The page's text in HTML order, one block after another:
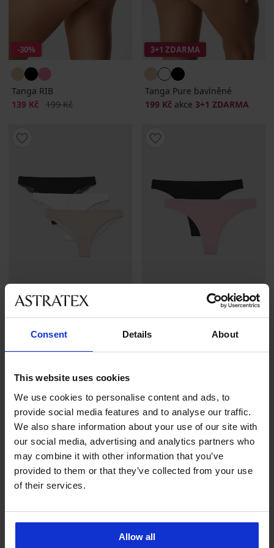
Consent Details About
This website uses cookies
We use cookies to personalise content and ads, to
provide social media features and to analyse our traffic.
We also share information about your use of our site with
our social media, advertising and analytics partners who
may combine it with other information that you’ve
provided to them or that they’ve collected from your use
of their services.
Allow all
-30%
Tanga RIB
Sleva
139 Kč Původní cena
199 Kč
3+1 ZDARMA
Tanga Pure bavlněné
199 Kč akce 3+1 ZDARMA
3+1 ZDARMA
3PACK Tanga Simple Lace
499 Kčakce 3+1 ZDARMA
2PACK Tanga RIB
Sleva
244 KčPůvodní cena
349 Kč